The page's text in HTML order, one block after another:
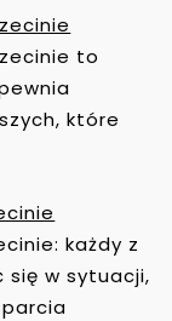
to
które
każdy z
się w sytuacji,